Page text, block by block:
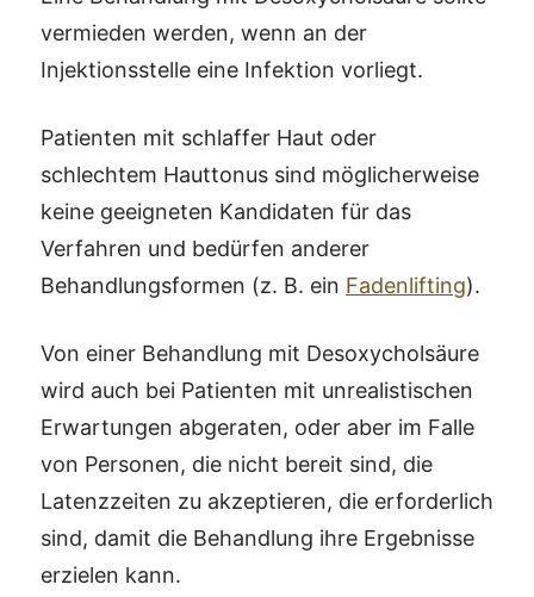
vermieden werden, wenn an der
Injektionsstelle eine Infektion vorliegt.
Patienten mit schlaffer Haut oder
schlechtem Hauttonus sind möglicherweise
keine geeigneten Kandidaten für das
Verfahren und bedürfen anderer
Behandlungsformen (z. B. ein Fadenlifting).
Von einer Behandlung mit Desoxycholsäure
wird auch bei Patienten mit unrealistischen
Erwartungen abgeraten, oder aber im Falle
von Personen, die nicht bereit sind, die
Latenzzeiten zu akzeptieren, die erforderlich
sind, damit die Behandlung ihre Ergebnisse
erzielen kann.